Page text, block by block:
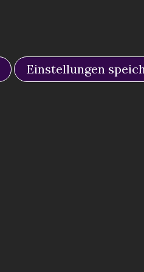
Einstellungen